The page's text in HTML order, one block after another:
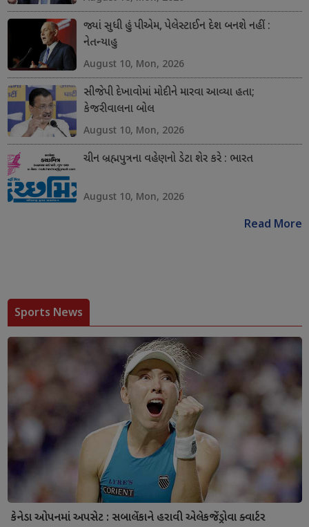
જ્યાં સુધી હું પીએમ, પેલેસ્ટાઈન દેશ બનશે નહીં :
નેતન્યાહુ
August 10, Mon, 2026
સીજેપી દેખાવોમાં મોદીને મારવા આવ્યા હતા;
કેજરીવાલના બોલ
August 10, Mon, 2026
ચીન બ્રહ્મપુત્રના વહેણનો ડેટા શેર કરે : ભારત
August 10, Mon, 2026
Read More
Sports News
કેનેડા ઓપનમાં અપસેટ : સબાલેંકાને હરાવી એલેકજેંડ્રોવા ક્વાર્ટર